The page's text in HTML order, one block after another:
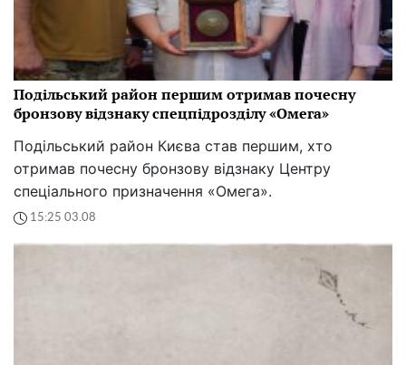
Подільський район першим отримав почесну
бронзову відзнаку спецпідрозділу «Омега»
Подільський район Києва став першим, хто
отримав почесну бронзову відзнаку Центру
спеціального призначення «Омега».
15:25 03.08